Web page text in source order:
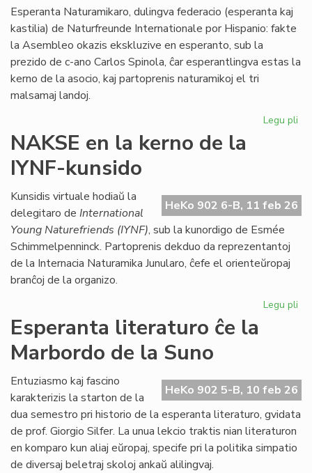
Esperanta Naturamikaro, dulingva federacio (esperanta kaj
kastilia) de Naturfreunde Internationale por Hispanio: fakte
la Asembleo okazis ekskluzive en esperanto, sub la
prezido de c-ano Carlos Spinola, ĉar esperantlingva estas la
kerno de la asocio, kaj partoprenis naturamikoj el tri
malsamaj landoj.
Legu pli
NAKSE en la kerno de la
IYNF-kunsido
HeKo 902 6-B, 11 feb 26
Kunsidis virtuale hodiaŭ la
delegitaro de International
Young Naturefriends (IYNF), sub la kunordigo de Esmée
Schimmelpenninck. Partoprenis dekduo da reprezentantoj
de la Internacia Naturamika Junularo, ĉefe el orienteŭropaj
branĉoj de la organizo.
Legu pli
de
Esperanta literaturo ĉe la
Marbordo de la Suno
HeKo 902 5-B, 10 feb 26
Entuziasmo kaj fascino
karakterizis la starton de la
dua semestro pri historio de la esperanta literaturo, gvidata
de prof. Giorgio Silfer. La unua lekcio traktis nian literaturon
en komparo kun aliaj eŭropaj, specife pri la politika simpatio
de diversaj beletraj skoloj ankaŭ alilingvaj.